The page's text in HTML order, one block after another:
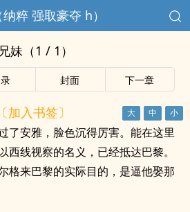
粹 强取豪夺 h）
兄妹（1 / 1）
封面 下一章
〔加入书签〕
了安雅，脸色沉得厉害。能在这里
西线视察的名义，已经抵达巴黎。
格来巴黎的实际目的，是逼他娶那